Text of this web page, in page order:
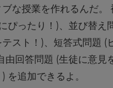
な授業を作れるんだ。
ぴったり！)、並び替え
スト！)、短答式問題 (
由回答問題 (生徒に意見
を追加できるよ。